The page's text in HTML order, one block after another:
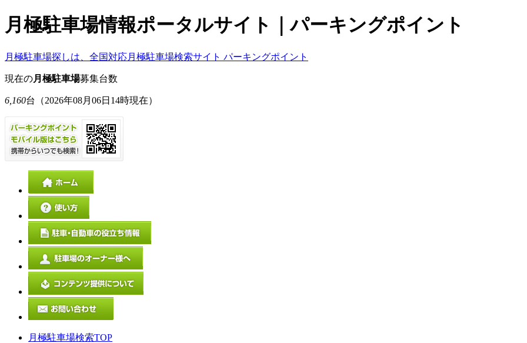
月極駐車場情報ポータルサイト｜パーキングポイント
月極駐車場探しは、全国対応月極駐車場検索サイト パーキングポイント
現在の月極駐車場募集台数
6,160台 （2026年08月06日14時現在）
月極駐車場検索TOP